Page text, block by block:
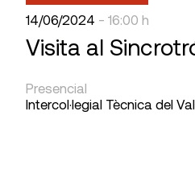
14/06/2024 - 16:00 h
Visita al
Presencial
Intercol·legial Tècnica del